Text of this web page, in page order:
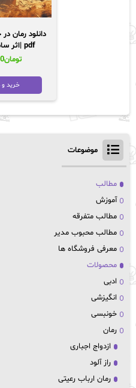
دانلود رمان
pdf |اثر سامانتا یانگ
تومان
خرید و
موضوعات
مطالب
آموزش
مطالب متفرقه
مطالب محبوب مدیر
معرفی فروشگاه ها
محصولات
ادبی
انگیزشی
خونبسی
رمان
ازدواج اجباری
راز آلود
رمان ارباب رعیتی